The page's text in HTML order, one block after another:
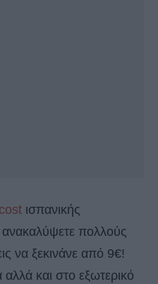
ισπανικής
ανακαλύψετε πολλούς
να ξεκινάνε από 9€!
αλλά και στο εξωτερικό